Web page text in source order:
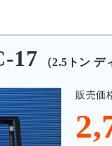
17 （2.5トン デ
販売価